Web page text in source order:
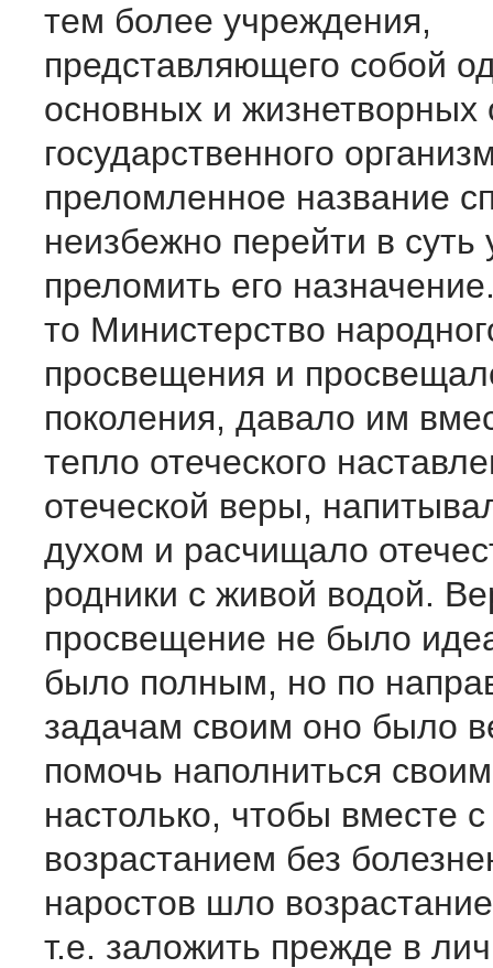
тем более учреждения,
представляющего собой
основных и жизнетворных
государственного
преломленное название
неизбежно перейти в
преломить его
то Министерство
просвещения и
поколения, давало им
тепло отеческого
отеческой веры,
духом и расчищало
родники с живой водой.
просвещение не было
было полным, но по
задачам своим оно было
помочь наполниться
настолько, чтобы вместе
возрастанием без
наростов шло
т.е. заложить прежде в